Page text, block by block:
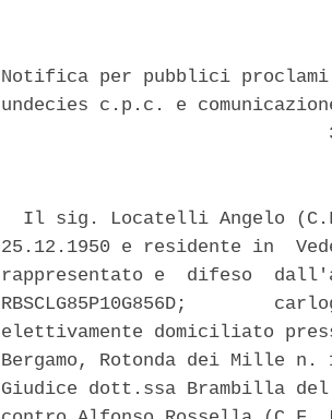
Notifica per pubblici
undecies c.p.c. e
Il sig. Locatelli Angelo
25.12.1950 e residente in
rappresentato e  difeso
RBSCLG85P10G856D;
elettivamente domiciliato
Bergamo, Rotonda dei Mille
Giudice dott.ssa Brambilla